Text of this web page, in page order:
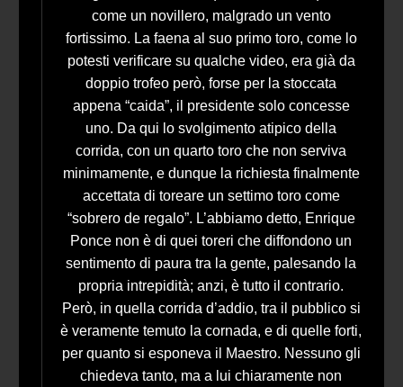
come un novillero, malgrado un vento
fortissimo. La faena al suo primo toro, come lo
potesti verificare su qualche video, era già da
doppio trofeo però, forse per la stoccata
appena “caida”, il presidente solo concesse
uno. Da qui lo svolgimento atipico della
corrida, con un quarto toro che non serviva
minimamente, e dunque la richiesta finalmente
accettata di toreare un settimo toro come
“sobrero de regalo”. L’abbiamo detto, Enrique
Ponce non è di quei toreri che diffondono un
sentimento di paura tra la gente, palesando la
propria intrepidità; anzi, è tutto il contrario.
Però, in quella corrida d’addio, tra il pubblico si
è veramente temuto la cornada, e di quelle forti,
per quanto si esponeva il Maestro. Nessuno gli
chiedeva tanto, ma a lui chiaramente non